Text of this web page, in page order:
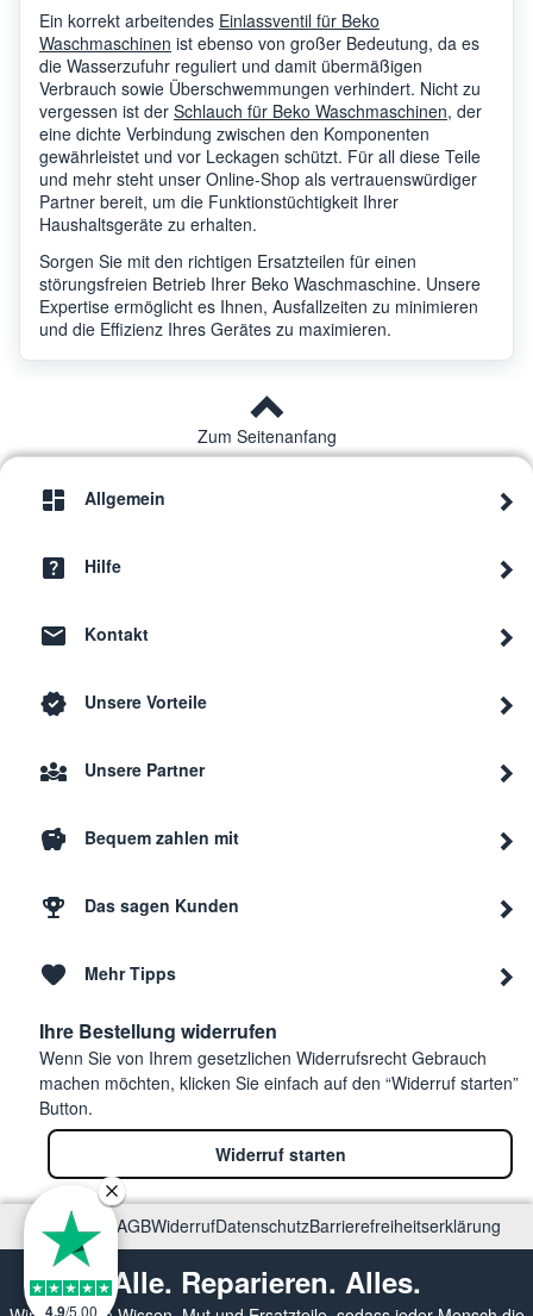
Beko WDB7425R2W BEKO
Beko HTV9746XMG BEKO
Beko WDA1600W BEKO
Beko HTV 8736 XSHT BEKO
Beko
WDW 84120 Steam
Beko
Beko
Beko
Beko EHTV8736XS0 BEKO
Beko WDA96143-ALM
Beko HWD7527WW BEKO
Beko HTV 8636 XS0 BEKO
Ein korrekt arbeitendes Einlassventil für Beko
Waschmaschinen ist ebenso von großer Bedeutung, da es
die Wasserzufuhr reguliert und damit übermäßigen
Verbrauch sowie Überschwemmungen verhindert. Nicht zu
vergessen ist der Schlauch für Beko Waschmaschinen, der
eine dichte Verbindung zwischen den Komponenten
gewährleistet und vor Leckagen schützt. Für all diese Teile
und mehr steht unser Online-Shop als vertrauenswürdiger
Partner bereit, um die Funktionstüchtigkeit Ihrer
Haushaltsgeräte zu erhalten.
Sorgen Sie mit den richtigen Ersatzteilen für einen
störungsfreien Betrieb Ihrer Beko Waschmaschine. Unsere
Expertise ermöglicht es Ihnen, Ausfallzeiten zu minimieren
und die Effizienz Ihres Gerätes zu maximieren.
Zum Seitenanfang
Allgemein
Hilfe
Kontakt
Unsere Vorteile
Unsere Partner
Bequem zahlen mit
Das sagen Kunden
Mehr Tipps
Ihre Bestellung widerrufen
Wenn Sie von Ihrem gesetzlichen Widerrufsrecht Gebrauch
machen möchten, klicken Sie einfach auf den “Widerruf starten”
Button.
Widerruf starten
ImpressumAGBWiderrufDatenschutzBarrierefreiheitserklärung
Alle. Reparieren. Alles.
4.9/5.00